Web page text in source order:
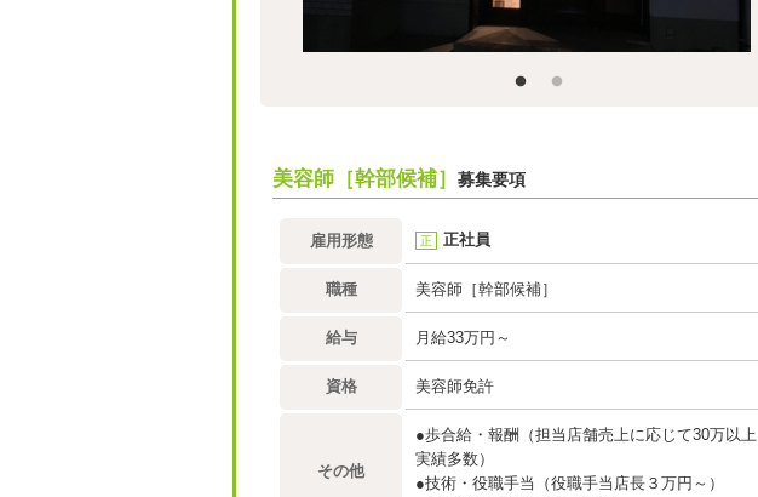
美容師［幹部候補］ 募集要項
雇用形態 正 正社員
職種 美容師［幹部候補］
給与 月給33万円～
資格 美容師免許
その他
●歩合給・報酬（担当店舗売上に応じて30万以上
実績多数）
●技術・役職手当（役職手当店長３万円～）